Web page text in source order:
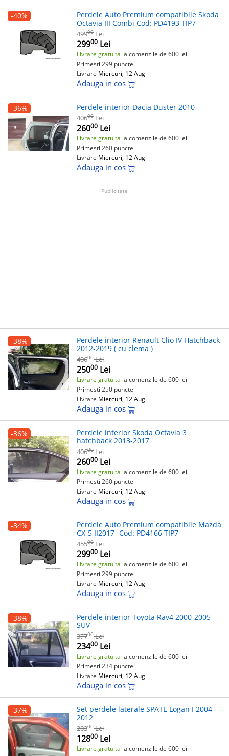
-40%
Perdele Auto Premium compatibile Skoda
Octavia III Combi Cod: PD4193 TIP7
49900 Lei
29900 Lei
Livrare gratuita la comenzile de 600 lei
Primesti 299 puncte
Livrare Miercuri, 12 Aug
Adauga in cos
-36% Perdele interior Dacia Duster 2010 -
40600 Lei
26000 Lei
Livrare gratuita la comenzile de 600 lei
Primesti 260 puncte
Livrare Miercuri, 12 Aug
Adauga in cos
Publicitate
-38%
Perdele interior Renault Clio IV Hatchback
2012-2019 ( cu clema )
40600 Lei
25000 Lei
Livrare gratuita la comenzile de 600 lei
Primesti 250 puncte
Livrare Miercuri, 12 Aug
Adauga in cos
-36%
Perdele interior Skoda Octavia 3
hatchback 2013-2017
40600 Lei
26000 Lei
Livrare gratuita la comenzile de 600 lei
Primesti 260 puncte
Livrare Miercuri, 12 Aug
Adauga in cos
-34%
Perdele Auto Premium compatibile Mazda
CX-5 II2017- Cod: PD4166 TIP7
45500 Lei
29900 Lei
Livrare gratuita la comenzile de 600 lei
Primesti 299 puncte
Livrare Miercuri, 12 Aug
Adauga in cos
-38%
Perdele interior Toyota Rav4 2000-2005
SUV
37700 Lei
23400 Lei
Livrare gratuita la comenzile de 600 lei
Primesti 234 puncte
Livrare Miercuri, 12 Aug
Adauga in cos
-37%
Set perdele laterale SPATE Logan I 2004-
2012
20300 Lei
12800 Lei
Livrare gratuita la comenzile de 600 lei